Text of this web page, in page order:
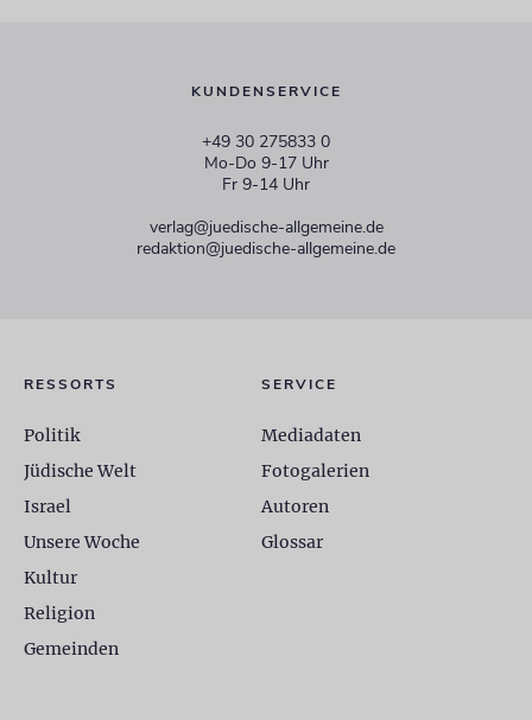
KUNDENSERVICE
+49 30 275833 0
Mo-Do 9-17 Uhr
Fr 9-14 Uhr
verlag@juedische-allgemeine.de
redaktion@juedische-allgemeine.de
RESSORTS
Politik
Jüdische Welt
Israel
Unsere Woche
Kultur
Religion
Gemeinden
SERVICE
Mediadaten
Fotogalerien
Autoren
Glossar